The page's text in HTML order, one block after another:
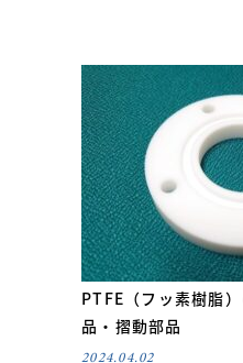
PTFE（フッ素樹脂
品・摺動部品
2024.04.02